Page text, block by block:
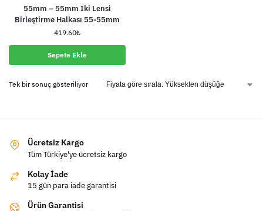
55mm – 55mm İki Lensi
Birleştirme Halkası 55-55mm
419.60₺
Sepete Ekle
Tek bir sonuç gösteriliyor
Ücretsiz Kargo
Tüm Türkiye'ye ücretsiz kargo
Kolay İade
15 gün para iade garantisi
Ürün Garantisi